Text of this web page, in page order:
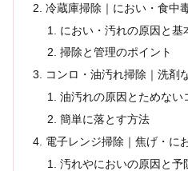
冷蔵庫掃除｜におい・食中
におい・汚れの原因と基
掃除と管理のポイント
コンロ・油汚れ掃除｜洗剤
油汚れの原因とためない
簡単に落とす方法
電子レンジ掃除｜焦げ・に
汚れやにおいの原因と予